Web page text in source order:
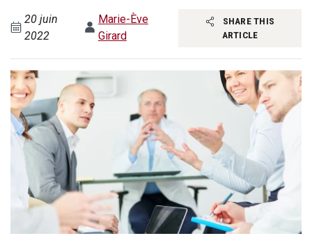
20 juin
2022
Marie-Ève
Girard
SHARE THIS
ARTICLE